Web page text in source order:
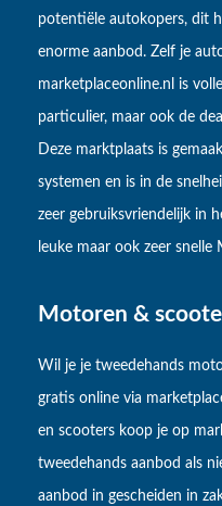
potentiële autokopers, dit
enorme aanbod. Zelf je
marketplaceonline.nl is
particulier, maar ook de
Deze marktplaats is
systemen en is in de
zeer gebruiksvriendelijk in
leuke maar ook zeer snelle
Motoren &
Wil je je tweedehands
gratis online via
en scooters koop je op
tweedehands aanbod als
aanbod in gescheiden in